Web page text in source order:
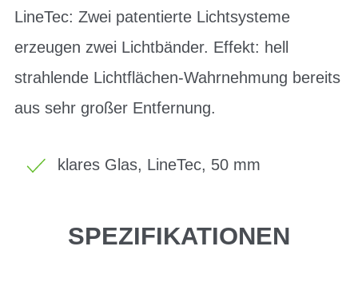
LineTec: Zwei patentierte Lichtsysteme
erzeugen zwei Lichtbänder. Effekt: hell
strahlende Lichtflächen-Wahrnehmung bereits
aus sehr großer Entfernung.
klares Glas, LineTec, 50 mm
SPEZIFIKATIONEN